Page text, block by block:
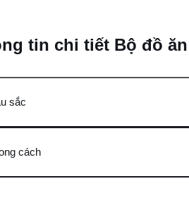
tin chi tiết Bộ đồ ăn
sắc
cách